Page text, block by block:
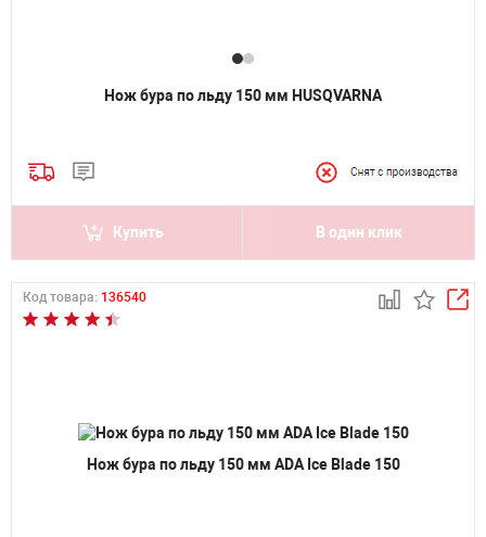
Нож бура по льду 150 мм HUSQVARNA
Купить В один клик
Код товара: 136540
Нож бура по льду 150 мм ADA Ice Blade 150